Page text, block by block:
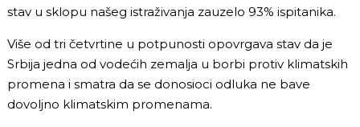
stav u sklopu našeg istraživanja zauzelo 93% ispitanika.
Više od tri četvrtine u potpunosti opovrgava stav da je
Srbija jedna od vodećih zemalja u borbi protiv klimatskih
promena i smatra da se donosioci odluka ne bave
dovoljno klimatskim promenama.